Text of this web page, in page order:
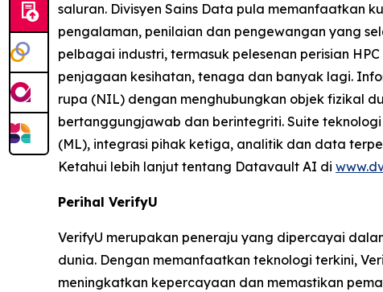
saluran. Divisyen Sains Data pula memanfaatkan
pengalaman, penilaian dan pengewangan yang
pelbagai industri, termasuk pelesenan perisian
penjagaan kesihatan, tenaga dan banyak lagi.
rupa (NIL) dengan menghubungkan objek fizikal
bertanggungjawab dan berintegriti. Suite
(ML), integrasi pihak ketiga, analitik dan data
Ketahui lebih lanjut tentang Datavault AI di
Perihal VerifyU
VerifyU merupakan peneraju yang dipercayai
dunia. Dengan memanfaatkan teknologi terkini,
meningkatkan kepercayaan dan memastikan